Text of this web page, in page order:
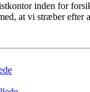
inden for
at vi stræber efter